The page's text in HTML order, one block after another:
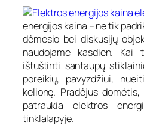
energijos kaina – ne tik
dėmesio bei diskusijų
naudojame kasdien. Kai
ištuštinti santaupų
poreikių, pavyzdžiui,
kelionę. Pradėjus
patraukia elektros
tinklalapyje.